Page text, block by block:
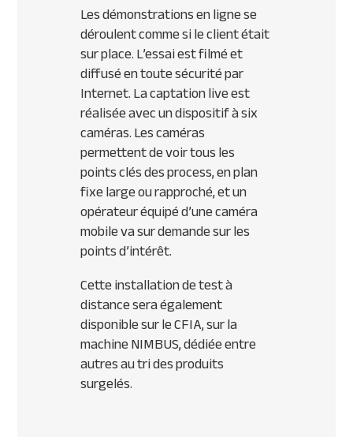
Les démonstrations en ligne se
déroulent comme si le client était
sur place. L’essai est filmé et
diffusé en toute sécurité par
Internet. La captation live est
réalisée avec un dispositif à six
caméras. Les caméras
permettent de voir tous les
points clés des process, en plan
fixe large ou rapproché, et un
opérateur équipé d’une caméra
mobile va sur demande sur les
points d’intérêt.
Cette installation de test à
distance sera également
disponible sur le CFIA, sur la
machine NIMBUS, dédiée entre
autres au tri des produits
surgelés.